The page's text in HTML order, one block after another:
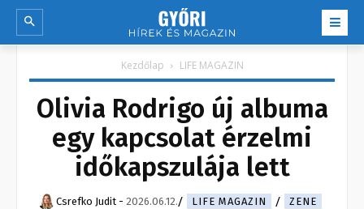
Kezdőlap LIFE MAGAZIN
Olivia Rodrigo új albuma
egy kapcsolat érzelmi
időkapszulája lett
Csrefko Judit - 2026.06.12. LIFE MAGAZIN ZENE